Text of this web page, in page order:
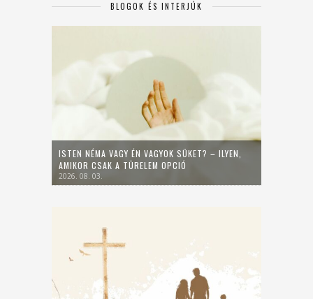
BLOGOK ÉS INTERJÚK
ISTEN NÉMA VAGY ÉN VAGYOK SÜKET? – ILYEN,
AMIKOR CSAK A TÜRELEM OPCIÓ
2026. 08. 03.